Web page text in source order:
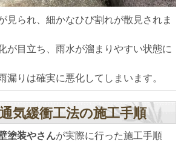
見られ、細かなひび割れが散見されま
が目立ち、雨水が溜まりやすい状態に
漏りは確実に悪化してしまいます。
気緩衝工法の施工手順
塗装やさんが実際に行った施工手順